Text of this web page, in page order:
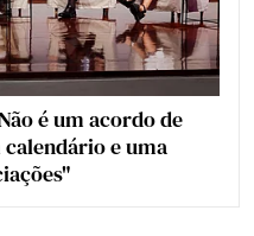
é um acordo de
e uma